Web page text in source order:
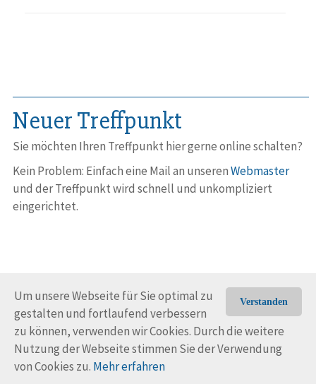
Verstanden
Um unsere Webseite für Sie optimal zu
gestalten und fortlaufend verbessern
zu können, verwenden wir Cookies. Durch die weitere
Nutzung der Webseite stimmen Sie der Verwendung
von Cookies zu. Mehr erfahren
Neuer Treffpunkt
Sie möchten Ihren Treffpunkt hier gerne online schalten?
Kein Problem: Einfach eine Mail an unserenWebmaster
und der Treff­punkt wird schnell und unkom­pli­ziert
eingerichtet.
© Trans-Ocean e.V. 2010-2026 Impressum
Nutzungsbedingungen
Rechtliche Hinweise